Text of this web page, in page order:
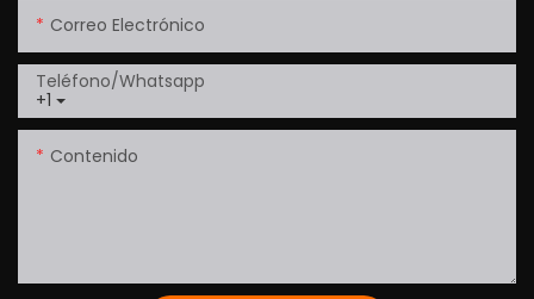
Correo Electrónico
+1
Teléfono/whatsapp
Contenido